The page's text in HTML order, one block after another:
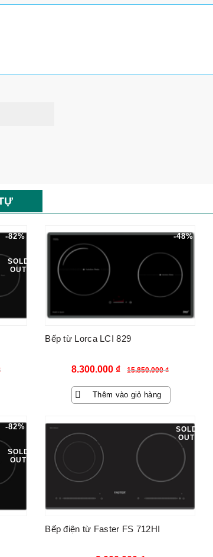
-82%
SOLD
OUT
-48%
Bếp từ Lorca LCI 829
15.850.000₫
Giá
gốc
là:
15.850.000 ₫.
8.300.000 ₫
Giá
hiện
tại
là:
8.300.000 ₫.
Thêm vào giỏ hàng
-82%
SOLD
OUT
SOLD
OUT
Bếp điện từ Faster FS 712HI